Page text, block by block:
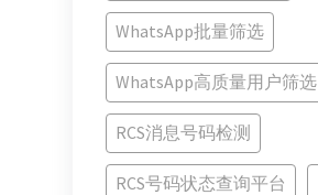
WhatsApp批量筛选
WhatsApp高质量用户筛选
RCS消息号码检测
RCS号码状态查询平台